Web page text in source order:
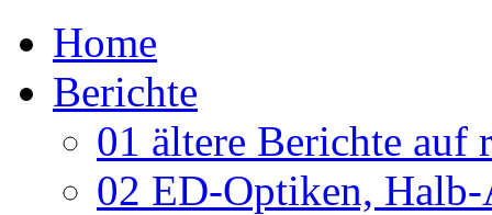
Home
Berichte
01 ältere Berichte auf
02 ED-Optiken, Halb-